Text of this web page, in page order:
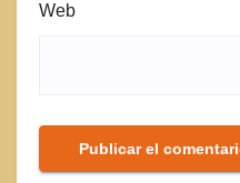
Web